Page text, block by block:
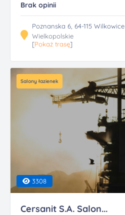
Brak opinii
Poznanska 6, 64-115 Wilkowice
Wielkopolskie
[Pokaż trasę]
Salony łazienek
3308
Cersanit S.A. Salon...